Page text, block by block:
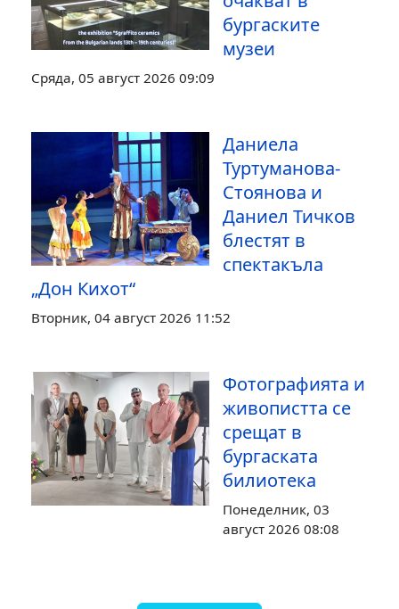
бургаските
музеи
Сряда, 05 август 2026 09:09
Даниела
Туртуманова-
Стоянова и
Даниел Тичков
блестят в
спектакъла
„Дон Кихот“
Вторник, 04 август 2026 11:52
Фотографията и
живопистта се
срещат в
бургаската
билиотека
Понеделник, 03
август 2026 08:08